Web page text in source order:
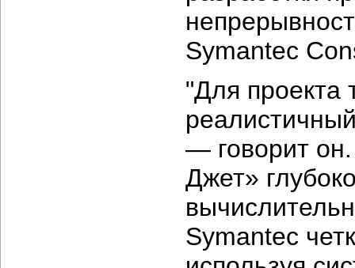
Symantec
"Для проекта
— говорит
Джет»
Symantec